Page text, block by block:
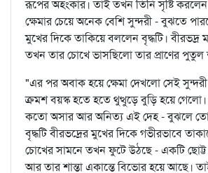
রূপের অহংকার। তাই তখন তিনি সৃষ্টি
ক্ষেমার চেয়ে অনেক বেশি সুন্দরী - বুঝতে
মুখের দিকে তাকিয়ে বললেন বৃদ্ধটি। বীরভদ্র
তখন তার চোখে ভাসছিলো তার প্রাণের পুতুল
"এর পর অবাক হয়ে ক্ষেমা দেখলো সেই
ক্রমশ বয়স্ক হতে হতে থুত্থুড়ে বুড়ি হয়ে
কতো অসার আর অনিত্য এই দেহ - বুঝলে
বৃদ্ধটি বীরভদ্রের মুখের দিকে গভীরভাবে
চোখের সামনে তখন ফুটে উঠছে - একটি ছোট্ট
আর তার শান্তা একান্তে বিভোর হয়ে আছে।